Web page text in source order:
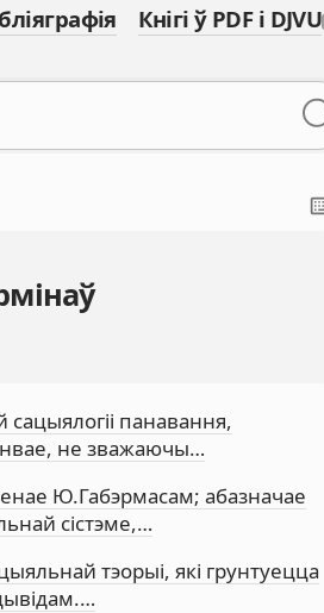
Кнігі ў PDF і DJVU
панавання,
не зважаючы…
Ю.Габэрмасам; абазначае
сістэме,…
тэорыі, які грунтуецца